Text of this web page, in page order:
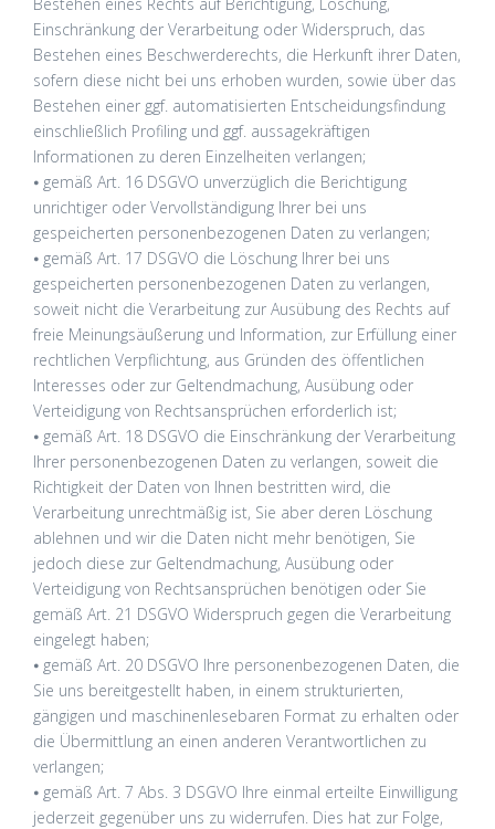
Einschränkung der Verarbeitung oder Widerspruch, das
Bestehen eines Beschwerderechts, die Herkunft ihrer Daten,
sofern diese nicht bei uns erhoben wurden, sowie über das
Bestehen einer ggf. automatisierten Entscheidungsfindung
einschließlich Profiling und ggf. aussagekräftigen
Informationen zu deren Einzelheiten verlangen;
⦁ gemäß Art. 16 DSGVO unverzüglich die Berichtigung
unrichtiger oder Vervollständigung Ihrer bei uns
gespeicherten personenbezogenen Daten zu verlangen;
⦁ gemäß Art. 17 DSGVO die Löschung Ihrer bei uns
gespeicherten personenbezogenen Daten zu verlangen,
soweit nicht die Verarbeitung zur Ausübung des Rechts auf
freie Meinungsäußerung und Information, zur Erfüllung einer
rechtlichen Verpflichtung, aus Gründen des öffentlichen
Interesses oder zur Geltendmachung, Ausübung oder
Verteidigung von Rechtsansprüchen erforderlich ist;
⦁ gemäß Art. 18 DSGVO die Einschränkung der Verarbeitung
Ihrer personenbezogenen Daten zu verlangen, soweit die
Richtigkeit der Daten von Ihnen bestritten wird, die
Verarbeitung unrechtmäßig ist, Sie aber deren Löschung
ablehnen und wir die Daten nicht mehr benötigen, Sie
jedoch diese zur Geltendmachung, Ausübung oder
Verteidigung von Rechtsansprüchen benötigen oder Sie
gemäß Art. 21 DSGVO Widerspruch gegen die Verarbeitung
eingelegt haben;
⦁ gemäß Art. 20 DSGVO Ihre personenbezogenen Daten, die
Sie uns bereitgestellt haben, in einem strukturierten,
gängigen und maschinenlesebaren Format zu erhalten oder
die Übermittlung an einen anderen Verantwortlichen zu
verlangen;
⦁ gemäß Art. 7 Abs. 3 DSGVO Ihre einmal erteilte Einwilligung
jederzeit gegenüber uns zu widerrufen. Dies hat zur Folge,